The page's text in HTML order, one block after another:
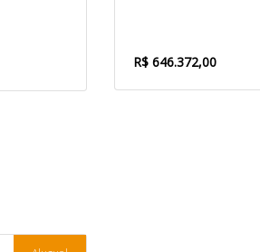
R$ 646.372,00